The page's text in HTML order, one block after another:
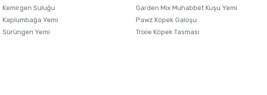
Kemirgen Suluğu
Kaplumbağa Yemi
Sürüngen Yemi
Garden Mix Muhabbet Kuşu Yemi
Pawz Köpek Galoşu
Trixie Köpek Tasması